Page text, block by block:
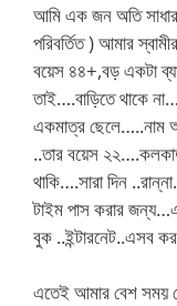
আমি এক জন অতি
পরিবর্তিত ) আমার
বয়েস ৪৪+,বড় একটা
তাই….বাড়িতে থাকে
একমাত্র ছেলে…..নাম
..তার বয়েস
থাকি….সারা দিন
টাইম পাস করার
বুক ..ইন্টারনেট..এসব
এতেই আমার বেশ সময়